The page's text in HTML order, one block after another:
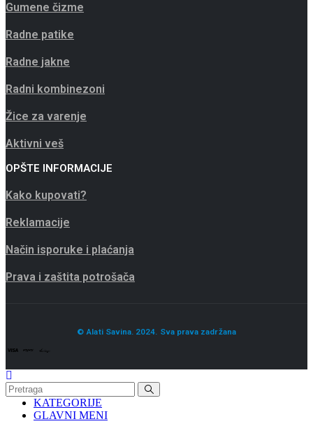
Gumene čizme
Radne patike
Radne jakne
Radni kombinezoni
Žice za varenje
Aktivni veš
OPŠTE INFORMACIJE
Kako kupovati?
Reklamacije
Način isporuke i plaćanja
Prava i zaštita potrošača
© Alati Savina. 2024. Sva prava zadržana
KATEGORIJE
GLAVNI MENI